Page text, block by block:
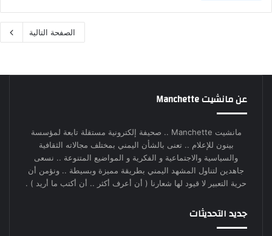
الصفحة التالية
عن مانشيت Manchette
مانشيت Manchette .. صحيفة إلكترونية مستقلة تابعة لمؤسسة
بينون للإعلام .. تعنى بالشأن اليمني بمختلف مجالاته الثقافية
والسياسية والاجتماعية و الفكرية و المواضيع المتنوعة .. نسعى
جاهدين لتناول المشهد اليمني بطريقة مميزة وبسيطة .. ونؤمن أن
حرية التعبير لا قيود لها شعارنا ( أن أعرف أكثر .. أن أكتب ما أريد ) .
جديد التحديثات